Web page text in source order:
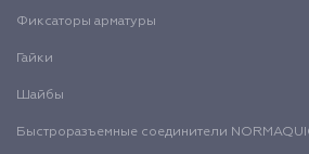
Фиксаторы арматуры
Гайки
Шайбы
Быстроразъемные соединители